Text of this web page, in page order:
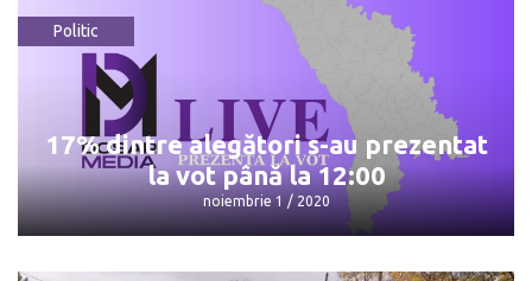
Oamenii din Transnistria sunt aduși
organizat la alegeri
noiembrie 1 / 2020
Politic
17% dintre alegători s-au prezentat
la vot până la 12:00
noiembrie 1 / 2020